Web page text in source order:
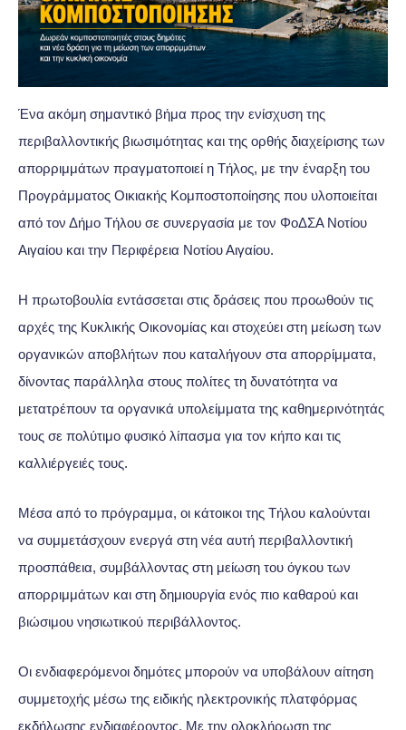
Ένα ακόμη σημαντικό βήμα προς την ενίσχυση της
περιβαλλοντικής βιωσιμότητας και της ορθής διαχείρισης των
απορριμμάτων πραγματοποιεί η Τήλος, με την έναρξη του
Προγράμματος Οικιακής Κομποστοποίησης που υλοποιείται
από τον Δήμο Τήλου σε συνεργασία με τον ΦοΔΣΑ Νοτίου
Αιγαίου και την Περιφέρεια Νοτίου Αιγαίου.
Η πρωτοβουλία εντάσσεται στις δράσεις που προωθούν τις
αρχές της Κυκλικής Οικονομίας και στοχεύει στη μείωση των
οργανικών αποβλήτων που καταλήγουν στα απορρίμματα,
δίνοντας παράλληλα στους πολίτες τη δυνατότητα να
μετατρέπουν τα οργανικά υπολείμματα της καθημερινότητάς
τους σε πολύτιμο φυσικό λίπασμα για τον κήπο και τις
καλλιέργειές τους.
Μέσα από το πρόγραμμα, οι κάτοικοι της Τήλου καλούνται
να συμμετάσχουν ενεργά στη νέα αυτή περιβαλλοντική
προσπάθεια, συμβάλλοντας στη μείωση του όγκου των
απορριμμάτων και στη δημιουργία ενός πιο καθαρού και
βιώσιμου νησιωτικού περιβάλλοντος.
Οι ενδιαφερόμενοι δημότες μπορούν να υποβάλουν αίτηση
συμμετοχής μέσω της ειδικής ηλεκτρονικής πλατφόρμας
εκδήλωσης ενδιαφέροντος. Με την ολοκλήρωση της